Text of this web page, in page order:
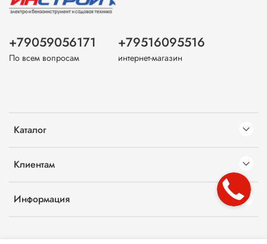
Каталог
Клиентам
Информация
+79059056171
По всем вопросам
+79516095516
интернет-магазин